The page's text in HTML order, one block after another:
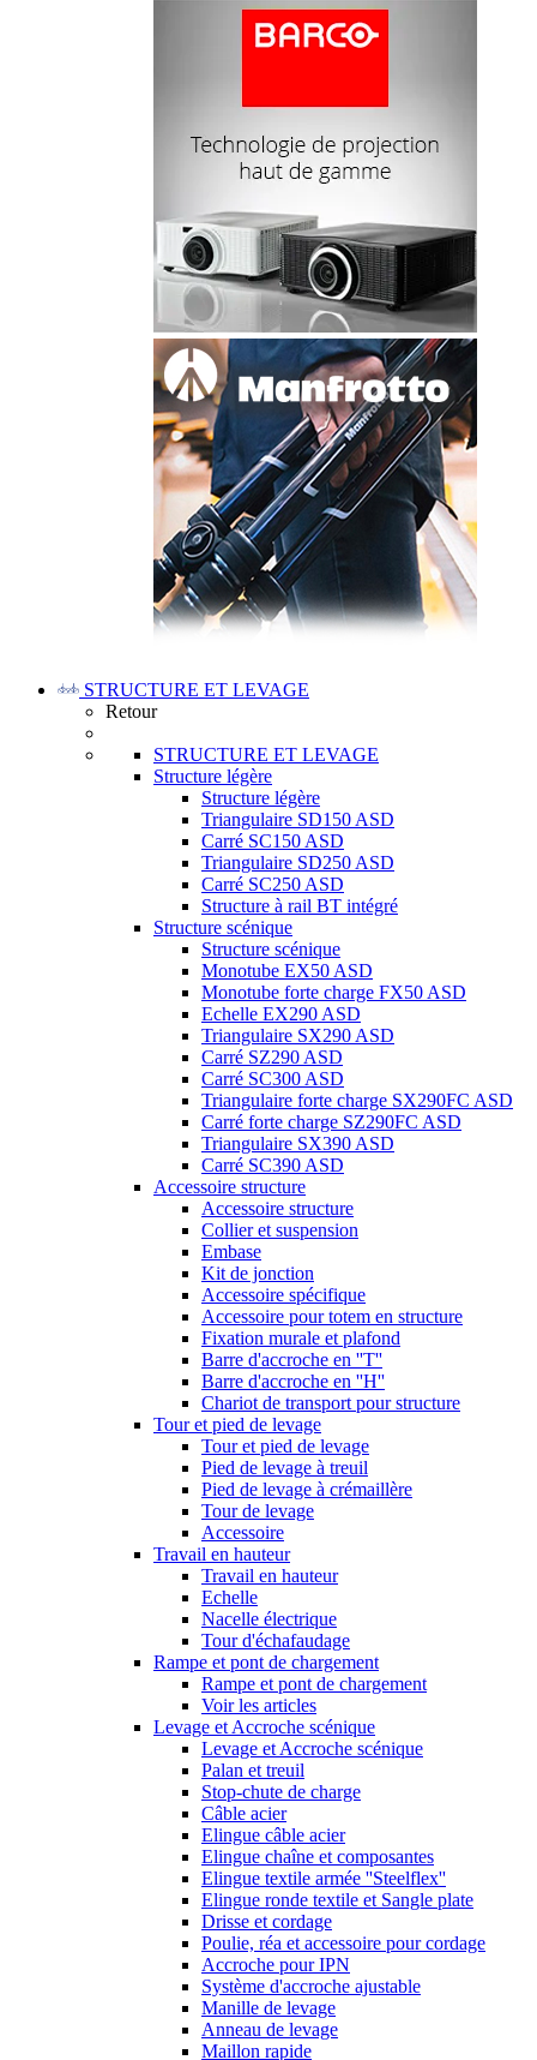
STRUCTURE ET LEVAGE
Retour
STRUCTURE ET LEVAGE
Structure légère
Structure légère
Triangulaire SD150 ASD
Carré SC150 ASD
Triangulaire SD250 ASD
Carré SC250 ASD
Structure à rail BT intégré
Structure scénique
Structure scénique
Monotube EX50 ASD
Monotube forte charge FX50 ASD
Echelle EX290 ASD
Triangulaire SX290 ASD
Carré SZ290 ASD
Carré SC300 ASD
Triangulaire forte charge SX290FC ASD
Carré forte charge SZ290FC ASD
Triangulaire SX390 ASD
Carré SC390 ASD
Accessoire structure
Accessoire structure
Collier et suspension
Embase
Kit de jonction
Accessoire spécifique
Accessoire pour totem en structure
Fixation murale et plafond
Barre d'accroche en ''T''
Barre d'accroche en ''H''
Chariot de transport pour structure
Tour et pied de levage
Tour et pied de levage
Pied de levage à treuil
Pied de levage à crémaillère
Tour de levage
Accessoire
Travail en hauteur
Travail en hauteur
Echelle
Nacelle électrique
Tour d'échafaudage
Rampe et pont de chargement
Rampe et pont de chargement
Voir les articles
Levage et Accroche scénique
Levage et Accroche scénique
Palan et treuil
Stop-chute de charge
Câble acier
Elingue câble acier
Elingue chaîne et composantes
Elingue textile armée ''Steelflex''
Elingue ronde textile et Sangle plate
Drisse et cordage
Poulie, réa et accessoire pour cordage
Accroche pour IPN
Système d'accroche ajustable
Manille de levage
Anneau de levage
Maillon rapide